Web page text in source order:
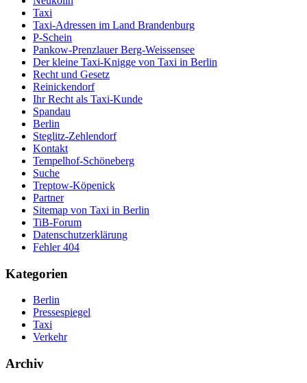
Taxi
Taxi-Adressen im Land Brandenburg
P-Schein
Pankow-Prenzlauer Berg-Weissensee
Der kleine Taxi-Knigge von Taxi in Berlin
Recht und Gesetz
Reinickendorf
Ihr Recht als Taxi-Kunde
Spandau
Berlin
Steglitz-Zehlendorf
Kontakt
Tempelhof-Schöneberg
Suche
Treptow-Köpenick
Partner
Sitemap von Taxi in Berlin
TiB-Forum
Datenschutzerklärung
Fehler 404
Kategorien
Berlin
Pressespiegel
Taxi
Verkehr
Archiv